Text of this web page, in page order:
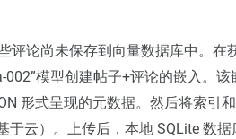
评论尚未保存到向量数据库中。在
002”模型创建帖子+评论的嵌入。
形式呈现的元数据。然后将索引
基于云）。上传后，本地 SQLite 数